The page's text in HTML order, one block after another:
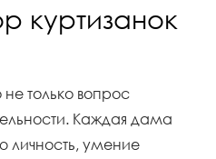
куртизанок
только вопрос
Каждая дама
личность, умение